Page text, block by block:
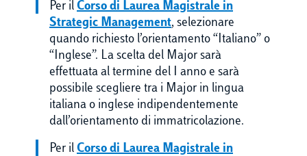
Per il Corso di Laurea Magistrale in
Strategic Management, selezionare
quando richiesto l’orientamento “Italiano” o
“Inglese”. La scelta del Major sarà
effettuata al termine del I anno e sarà
possibile scegliere tra i Major in lingua
italiana o inglese indipendentemente
dall’orientamento di immatricolazione.
Per il Corso di Laurea Magistrale in